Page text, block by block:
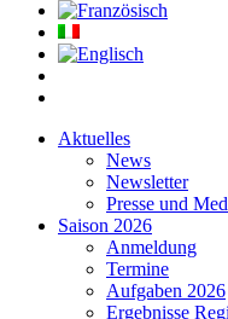
Aktuelles
News
Newsletter
Presse und
Saison 2026
Anmeldung
Termine
Aufgaben 2026
Ergebnisse